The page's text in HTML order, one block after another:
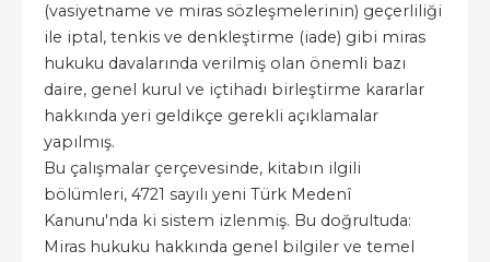
(vasiyetname ve miras sözleşmelerinin) geçerliliği
ile iptal, tenkis ve denkleştirme (iade) gibi miras
hukuku davalarında verilmiş olan önemli bazı
daire, genel kurul ve içtihadı birleştirme kararlar
hakkında yeri geldikçe gerekli açıklamalar
yapılmış.
Bu çalışmalar çerçevesinde, kitabın ilgili
bölümleri, 4721 sayılı yeni Türk Medenî
Kanunu'nda ki sistem izlenmiş. Bu doğrultuda:
Miras hukuku hakkında genel bilgiler ve temel